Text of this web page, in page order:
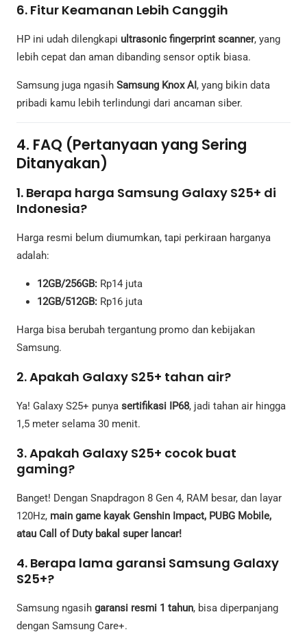
6. Fitur Keamanan Lebih Canggih
HP ini udah dilengkapi ultrasonic fingerprint scanner, yang
lebih cepat dan aman dibanding sensor optik biasa.
Samsung juga ngasih Samsung Knox AI, yang bikin data
pribadi kamu lebih terlindungi dari ancaman siber.
4. FAQ (Pertanyaan yang Sering
Ditanyakan)
1. Berapa harga Samsung Galaxy S25+ di
Indonesia?
Harga resmi belum diumumkan, tapi perkiraan harganya
adalah:
12GB/256GB: Rp14 juta
12GB/512GB: Rp16 juta
Harga bisa berubah tergantung promo dan kebijakan
Samsung.
2. Apakah Galaxy S25+ tahan air?
Ya! Galaxy S25+ punya sertifikasi IP68, jadi tahan air hingga
1,5 meter selama 30 menit.
3. Apakah Galaxy S25+ cocok buat
gaming?
Banget! Dengan Snapdragon 8 Gen 4, RAM besar, dan layar
120Hz, main game kayak Genshin Impact, PUBG Mobile,
atau Call of Duty bakal super lancar!
4. Berapa lama garansi Samsung Galaxy
S25+?
Samsung ngasih garansi resmi 1 tahun, bisa diperpanjang
dengan Samsung Care+.